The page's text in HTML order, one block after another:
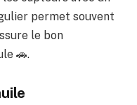
permet souvent
le bon
🚗.